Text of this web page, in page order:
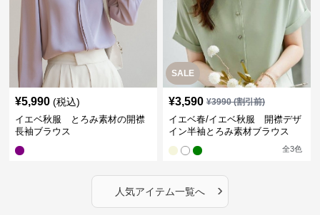
¥5,990 (税込)
イエベ秋服 とろみ素材の開襟
長袖ブラウス
SALE
¥3,590 ¥3990(割引前)
イエベ春/イエベ秋服 開襟デザ
イン半袖とろみ素材ブラウス
全3色
人気アイテム一覧へ ›